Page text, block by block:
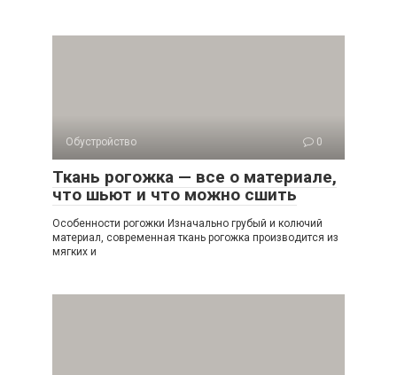
Обустройство 0
Ткань рогожка — все о материале,
что шьют и что можно сшить
Особенности рогожки Изначально грубый и колючий
материал, современная ткань рогожка производится из
мягких и